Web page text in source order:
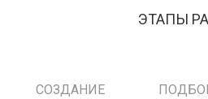
ЭТАПЫ
СОЗДАНИЕ